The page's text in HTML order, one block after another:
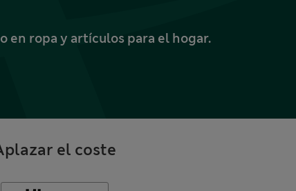
en ropa y artículos para el hogar.
el coste